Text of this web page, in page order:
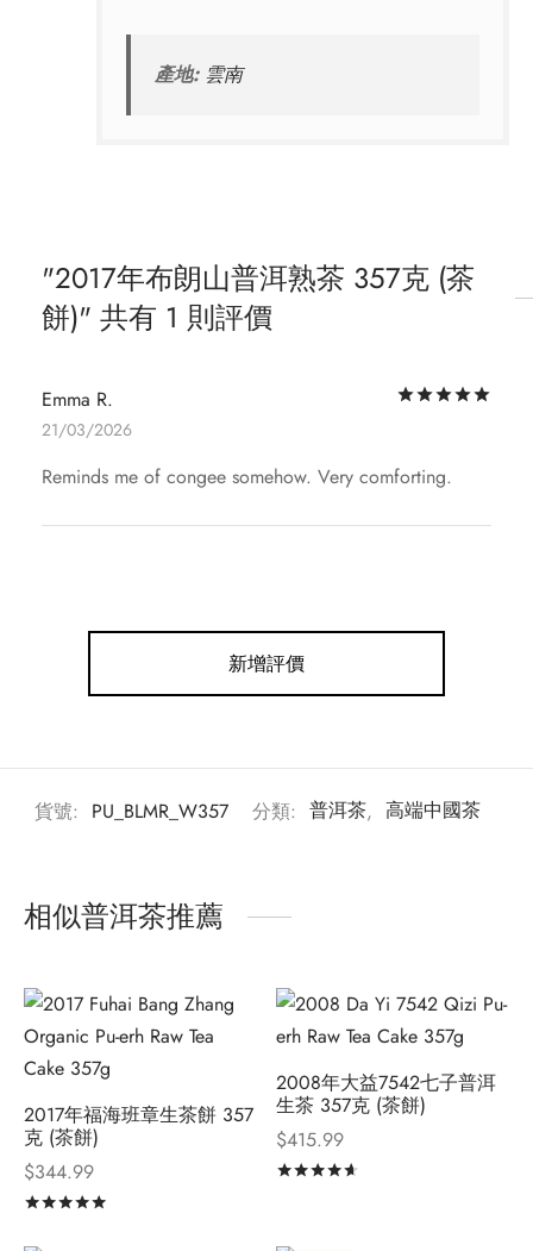
產地: 雲南
2017年布朗山普洱熟茶 357克 (茶
餅) 共有 1 則評價
Emma R.
21/03/2026
Reminds me of congee somehow. Very comforting.
新增評價
貨號: PU_BLMR_W357 分類: 普洱茶, 高端中國茶
相似普洱茶推薦
2017年福海班章生茶餅 357
克 (茶餅)
$344.99
2008年大益7542七子普洱
生茶 357克 (茶餅)
$415.99